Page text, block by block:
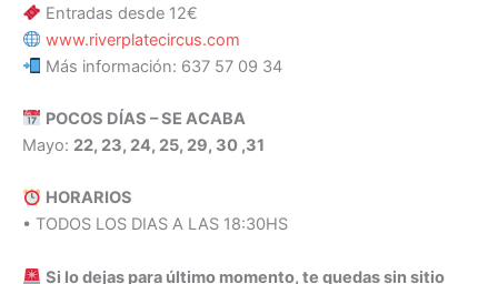
Entradas desde 12€
www.riverplatecircus.com
Más información: 637 57 09 34
POCOS DÍAS – SE ACABA
Mayo: 22, 23, 24, 25, 29, 30 ,31
HORARIOS
• TODOS LOS DIAS A LAS 18:30HS
Si lo dejas para último momento, te quedas sin sitio